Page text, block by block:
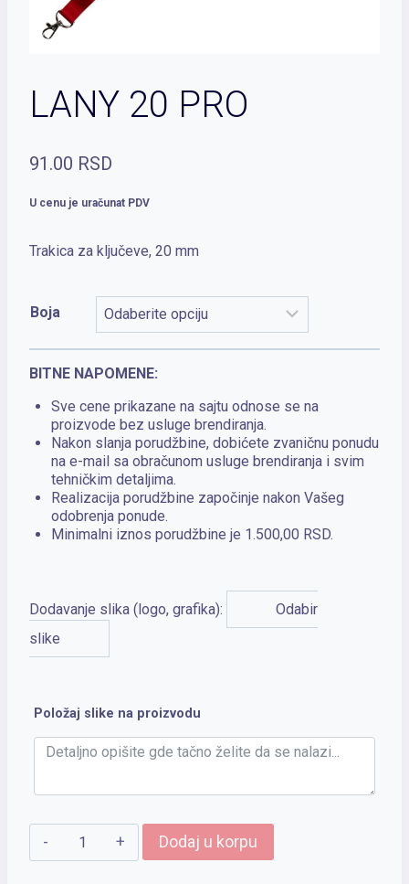
LANY 20 PRO
91.00 RSD
U cenu je uračunat PDV
Trakica za ključeve, 20 mm
Boja
BITNE NAPOMENE:
Sve cene prikazane na sajtu odnose se na
proizvode bez usluge brendiranja.
Nakon slanja porudžbine, dobićete zvaničnu ponudu
na e-mail sa obračunom usluge brendiranja i svim
tehničkim detaljima.
Realizacija porudžbine započinje nakon Vašeg
odobrenja ponude.
Minimalni iznos porudžbine je 1.500,00 RSD.
Dodavanje slika (logo, grafika):
Odabir
slike
Položaj slike na proizvodu
LANY
20
Dodaj u korpu